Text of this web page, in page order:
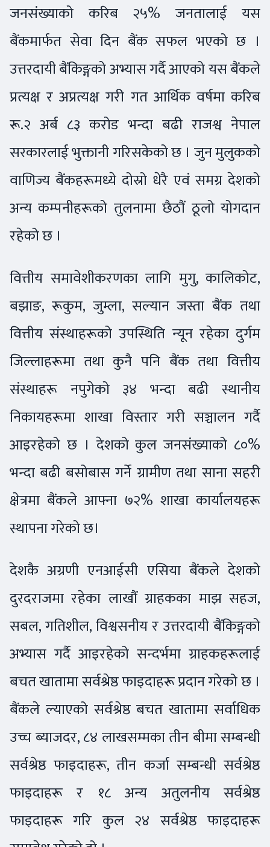
जनसंख्याको करिब २५% जनतालाई यस
बैंकमार्फत सेवा दिन बैंक सफल भएको छ ।
उत्तरदायी बैंकिङ्गको अभ्यास गर्दै आएको यस बैंकले
प्रत्यक्ष र अप्रत्यक्ष गरी गत आर्थिक वर्षमा करिब
रू.२ अर्ब ८३ करोड भन्दा बढी राजश्व नेपाल
सरकारलाई भुक्तानी गरिसकेको छ । जुन मुलुकको
वाणिज्य बैंकहरूमध्ये दोस्रो धेरै एवं समग्र देशको
अन्य कम्पनीहरूको तुलनामा छैठौं ठूलो योगदान
रहेको छ ।
वित्तीय समावेशीकरणका लागि मुगु, कालिकोट,
बझाङ, रूकुम, जुम्ला, सल्यान जस्ता बैंक तथा
वित्तीय संस्थाहरूको उपस्थिति न्यून रहेका दुर्गम
जिल्लाहरूमा तथा कुनै पनि बैंक तथा वित्तीय
संस्थाहरू नपुगेको ३४ भन्दा बढी स्थानीय
निकायहरूमा शाखा विस्तार गरी सञ्चालन गर्दै
आइरहेको छ । देशको कुल जनसंख्याको ८०%
भन्दा बढी बसोबास गर्ने ग्रामीण तथा साना सहरी
क्षेत्रमा बैंकले आफ्ना ७२% शाखा कार्यालयहरू
स्थापना गरेको छ।
देशकै अग्रणी एनआईसी एसिया बैंकले देशको
दुरदराजमा रहेका लाखौं ग्राहकका माझ सहज,
सबल, गतिशील, विश्वसनीय र उत्तरदायी बैंकिङ्गको
अभ्यास गर्दै आइरहेको सन्दर्भमा ग्राहकहरूलाई
बचत खातामा सर्वश्रेष्ठ फाइदाहरू प्रदान गरेको छ ।
बैंकले ल्याएको सर्वश्रेष्ठ बचत खातामा सर्वाधिक
उच्च ब्याजदर, ८४ लाखसम्मका तीन बीमा सम्बन्धी
सर्वश्रेष्ठ फाइदाहरू, तीन कर्जा सम्बन्धी सर्वश्रेष्ठ
फाइदाहरू र १८ अन्य अतुलनीय सर्वश्रेष्ठ
फाइदाहरू गरि कुल २४ सर्वश्रेष्ठ फाइदाहरू